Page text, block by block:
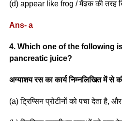
(d) appear like frog / मेंढक की तरह
Ans- a
4. Which one of the following
pancreatic juice?
अग्याशय रस का कार्य निम्नलिखित में से
(a) ट्रिप्सिन प्रोटीनों को पचा देता है,